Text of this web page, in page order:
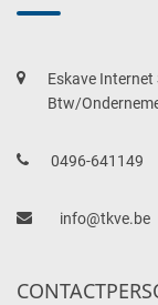
Eskave Internet
Btw/
0496-641149
info@tkve.be